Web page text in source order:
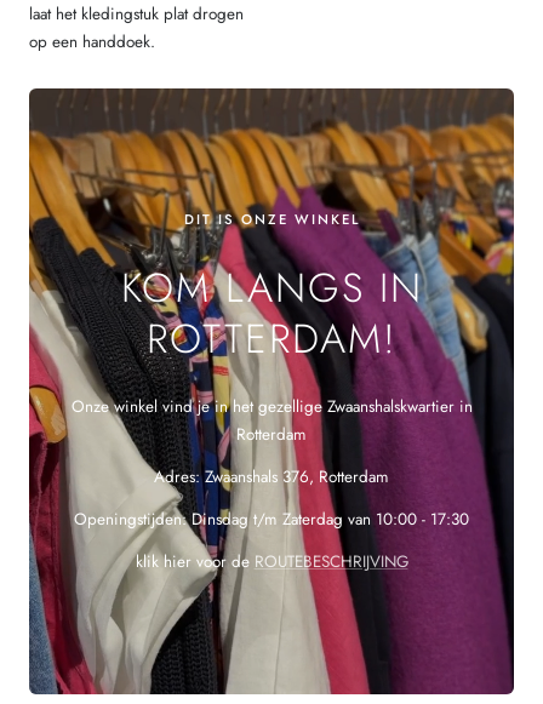
laat het kledingstuk plat drogen
op een handdoek.
DIT IS ONZE WINKEL
KOM LANGS IN
ROTTERDAM!
Onze winkel vind je in het gezellige Zwaanshalskwartier in
Rotterdam
Adres: Zwaanshals 376, Rotterdam
Openingstijden: Dinsdag t/m Zaterdag van 10:00 - 17:30
klik hier voor de ROUTEBESCHRIJVING